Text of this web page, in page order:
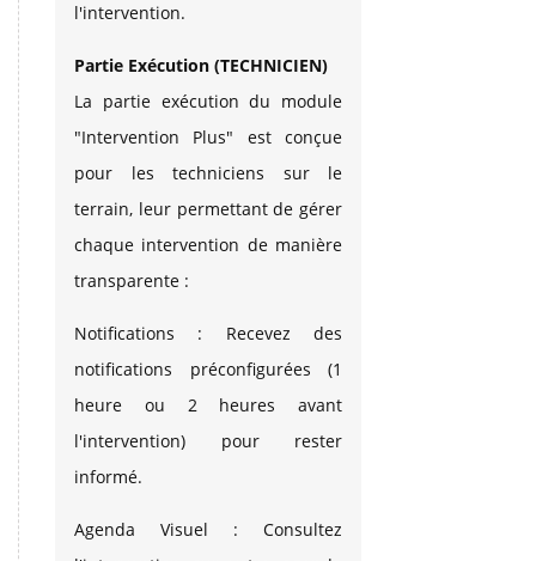
l'intervention.
Partie Exécution (TECHNICIEN)
La partie exécution du module
"Intervention Plus" est conçue
pour les techniciens sur le
terrain, leur permettant de gérer
chaque intervention de manière
transparente :
Notifications : Recevez des
notifications préconfigurées (1
heure ou 2 heures avant
l'intervention) pour rester
informé.
Agenda Visuel : Consultez